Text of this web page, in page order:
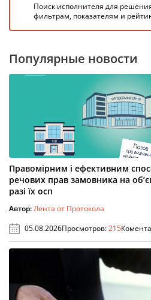
Поиск исполнителя для
фильтрам, показателям и
Популярные новости
Правомірним і ефективним
речових прав замовника на
разі їх осп
Автор:Лента от Протокола
05.08.2026Просмотров:215